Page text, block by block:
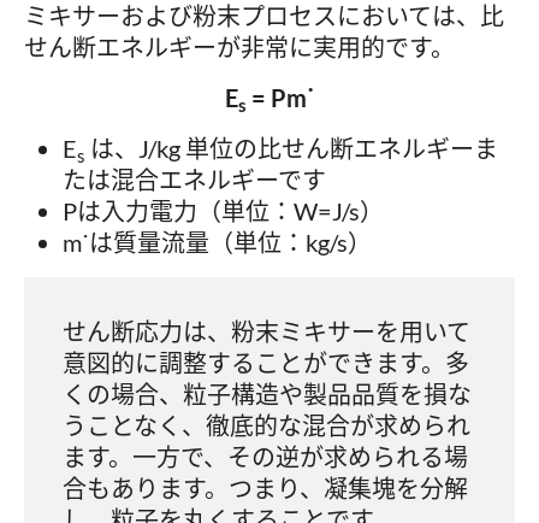
ミキサーおよび粉末プロセスにおいては、比
せん断エネルギーが非常に実用的です。
Es = Pm˙
Es は、J/kg 単位の比せん断エネルギーま
たは混合エネルギーです
Pは入力電力（単位：W=J/s）
m˙は質量流量（単位：kg/s）
せん断応力は、粉末ミキサーを用いて
意図的に調整することができます。多
くの場合、粒子構造や製品品質を損な
うことなく、徹底的な混合が求められ
ます。一方で、その逆が求められる場
合もあります。つまり、凝集塊を分解